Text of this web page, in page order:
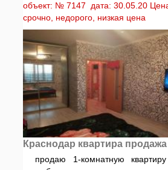
объект: № 7147 дата: 30.05.20
срочно, недорого, низкая цена
Краснодар квартира продажа
продаю 1-комнатную